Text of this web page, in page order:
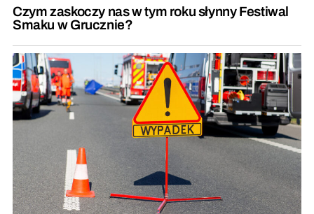
Czym zaskoczy nas w tym roku słynny Festiwal
Smaku w Grucznie?